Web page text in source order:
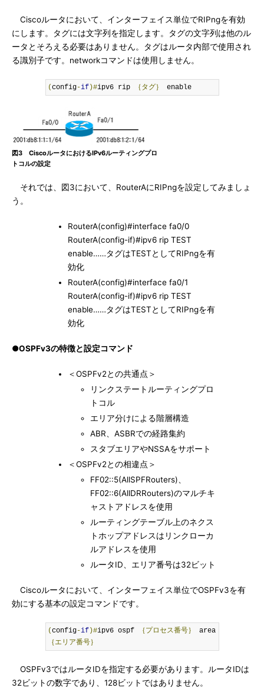
Ciscoルータにおいて、インターフェイス単位でRIPngを有効
にします。タグには文字列を指定します。タグの文字列は他のル
ータとそろえる必要はありません。タグはルータ内部で使用され
る識別子です。networkコマンドは使用しません。
(config-if)#ipv6 rip ｛タグ｝ enable
図3 CiscoルータにおけるIPv6ルーティングプロ
トコルの設定
それでは、図3において、RouterAにRIPngを設定してみましょ
う。
RouterA(config)#interface fa0/0
RouterA(config-if)#ipv6 rip TEST
enable……タグはTESTとしてRIPngを有
効化
RouterA(config)#interface fa0/1
RouterA(config-if)#ipv6 rip TEST
enable……タグはTESTとしてRIPngを有
効化
●OSPFv3の特徴と設定コマンド
＜OSPFv2との共通点＞
リンクステートルーティングプロ
トコル
エリア分けによる階層構造
ABR、ASBRでの経路集約
スタブエリアやNSSAをサポート
＜OSPFv2との相違点＞
FF02::5(AllSPFRouters)、
FF02::6(AllDRRouters)のマルチキ
ャストアドレスを使用
ルーティングテーブル上のネクス
トホップアドレスはリンクローカ
ルアドレスを使用
ルータID、エリア番号は32ビット
Ciscoルータにおいて、インターフェイス単位でOSPFv3を有
効にする基本の設定コマンドです。
(config-if)#ipv6 ospf ｛プロセス番号｝
area
｛エリア番号｝
OSPFv3ではルータIDを指定する必要があります。ルータIDは
32ビットの数字であり、128ビットではありません。